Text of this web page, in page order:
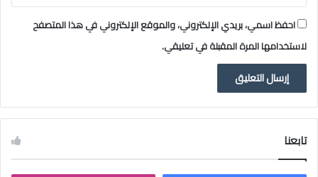
احفظ اسمي، بريدي الإلكتروني، والموقع الإلكتروني في هذا المتصفح
لاستخدامها المرة المقبلة في تعليقي.
تابعنا